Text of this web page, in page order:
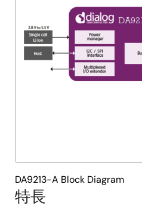
特長
DA9213-A Block Diagram